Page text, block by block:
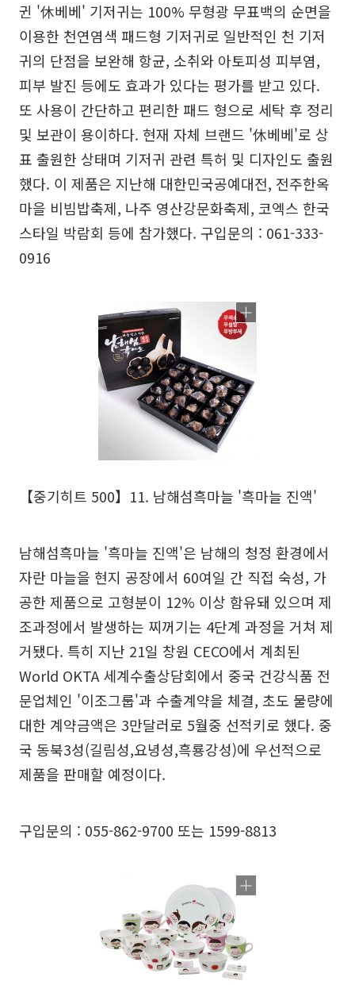
귄 '休베베' 기저귀는 100% 무형광 무표백의 순면을
이용한 천연염색 패드형 기저귀로 일반적인 천 기저
귀의 단점을 보완해 항균, 소취와 아토피성 피부염,
피부 발진 등에도 효과가 있다는 평가를 받고 있다.
또 사용이 간단하고 편리한 패드 형으로 세탁 후 정리
및 보관이 용이하다. 현재 자체 브랜드 '休베베'로 상
표 출원한 상태며 기저귀 관련 특허 및 디자인도 출원
했다. 이 제품은 지난해 대한민국공예대전, 전주한옥
마을 비빔밥축제, 나주 영산강문화축제, 코엑스 한국
스타일 박람회 등에 참가했다. 구입문의 : 061-333-
0916
【중기히트 500】11. 남해섬흑마늘 '흑마늘 진액'
남해섬흑마늘 '흑마늘 진액'은 남해의 청정 환경에서
자란 마늘을 현지 공장에서 60여일 간 직접 숙성, 가
공한 제품으로 고형분이 12% 이상 함유돼 있으며 제
조과정에서 발생하는 찌꺼기는 4단계 과정을 거쳐 제
거됐다. 특히 지난 21일 창원 CECO에서 계최된
World OKTA 세계수출상담회에서 중국 건강식품 전
문업체인 '이조그룹'과 수출계약을 체결, 초도 물량에
대한 계약금액은 3만달러로 5월중 선적키로 했다. 중
국 동북3성(길림성,요녕성,흑룡강성)에 우선적으로
제품을 판매할 예정이다.
구입문의 : 055-862-9700 또는 1599-8813